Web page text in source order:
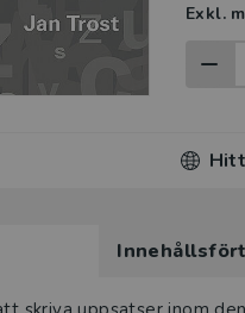
Exkl.